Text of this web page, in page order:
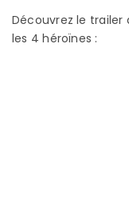
Découvrez le
les 4 héroïnes :